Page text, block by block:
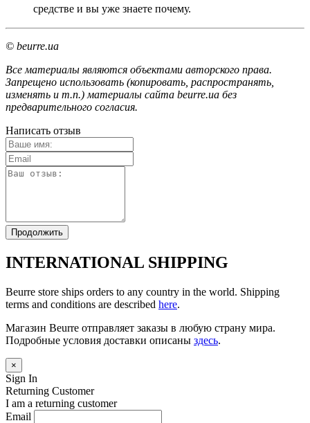
средстве и вы уже знаете почему.
© beurre.ua
Все материалы являются объектами авторского права.
Запрещено использовать (копировать, распространять,
изменять и т.п.) материалы сайта beurre.ua без
предварительного согласия.
Написать отзыв
Продолжить
INTERNATIONAL SHIPPING
Beurre store ships orders to any country in the world. Shipping
terms and conditions are described here.
Магазин Beurre отправляет заказы в любую страну мира.
Подробные условия доставки описаны здесь.
×
Sign In
Returning Customer
I am a returning customer
Email